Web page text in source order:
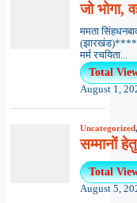
जो भोगा,
ममता
मर्म रचयिता...
Total
August 1,
Uncategorized
सम्मानों
Total
August 5,